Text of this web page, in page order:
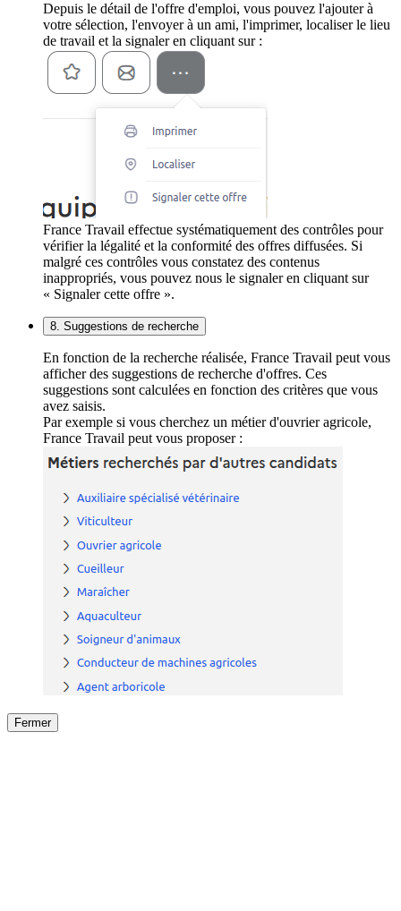
Depuis le détail de l'offre d'emploi, vous pouvez l'ajouter à
votre sélection, l'envoyer à un ami, l'imprimer, localiser le lieu
de travail et la signaler en cliquant sur :
France Travail effectue systématiquement des contrôles pour
vérifier la légalité et la conformité des offres diffusées. Si
malgré ces contrôles vous constatez des contenus
inappropriés, vous pouvez nous le signaler en cliquant sur
« Signaler cette offre ».
8. Suggestions de recherche
En fonction de la recherche réalisée, France Travail peut vous
afficher des suggestions de recherche d'offres. Ces
suggestions sont calculées en fonction des critères que vous
avez saisis.
Par exemple si vous cherchez un métier d'ouvrier agricole,
France Travail peut vous proposer :
Fermer